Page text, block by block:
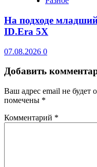
На подходе
ID.Era 5X
07.08.2026 0
Добавить
Ваш адрес email не будет
помечены *
Комментарий *